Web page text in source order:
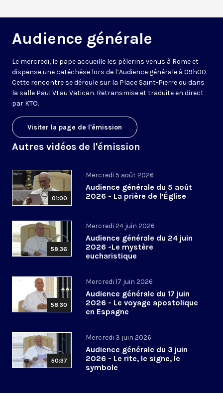
Audience générale
Le mercredi, le pape accueille les pèlerins venus à Rome et
dispense une catéchèse lors de l’Audience générale à 09h00.
Cette rencontre se déroule sur la Place Saint-Pierre ou dans
la salle Paul VI au Vatican. Retransmise et traduite en direct
par KTO.
Visiter la page de l'émission
Autres vidéos de l'émission
01:00
Mercredi 5 août 2026
Audience générale du 5 août
2026 - La prière de l’Église
58:36
Mercredi 24 juin 2026
Audience générale du 24 juin
2026 -Le mystère
eucharistique
58:30
Mercredi 17 juin 2026
Audience générale du 17 juin
2026 - Le voyage apostolique
en Espagne
50:37
Mercredi 3 juin 2026
Audience générale du 3 juin
2026 - Le rite, le signe, le
symbole